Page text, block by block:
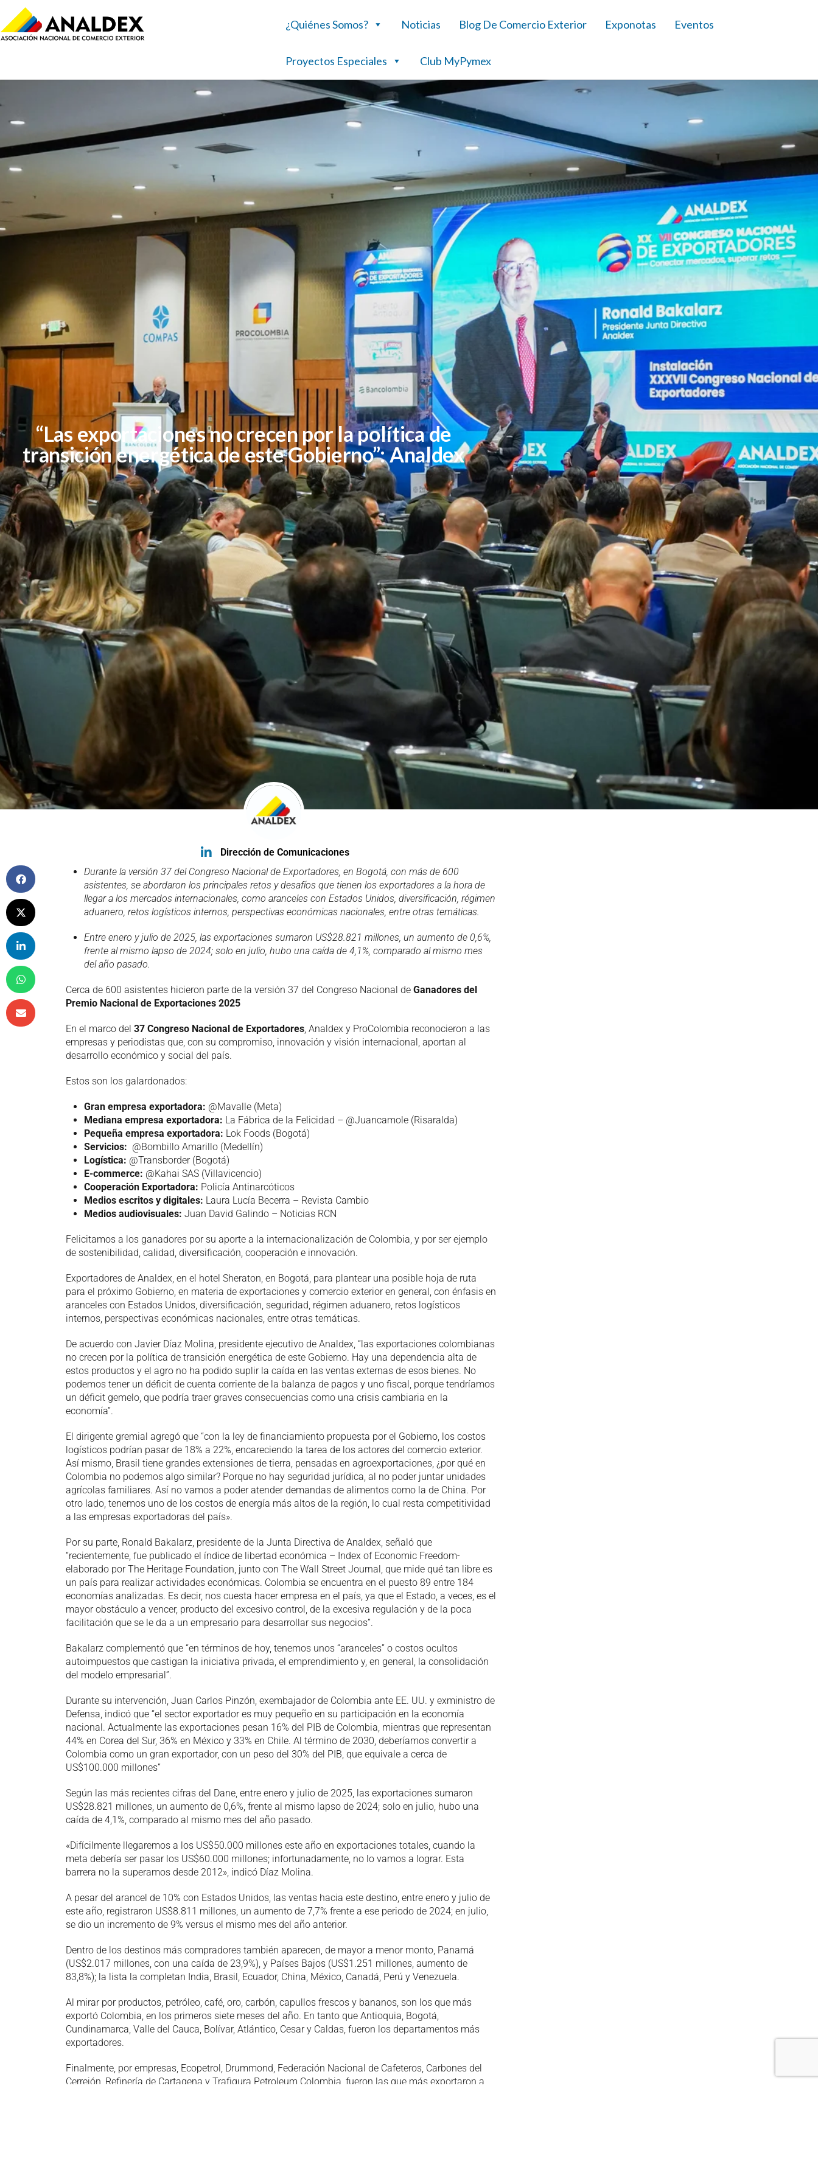
¿Quiénes Somos? Noticias Blog De Comercio Exterior Exponotas Eventos
Proyectos Especiales Club MyPymex
“Las exportaciones no crecen por la política de
transición energética de este Gobierno”: Analdex
Dirección de Comunicaciones
Durante la versión 37 del Congreso Nacional de Exportadores, en Bogotá, con más de 600
asistentes, se abordaron los principales retos y desafíos que tienen los exportadores a la hora de
llegar a los mercados internacionales, como aranceles con Estados Unidos, diversificación, régimen
aduanero, retos logísticos internos, perspectivas económicas nacionales, entre otras temáticas.
Entre enero y julio de 2025, las exportaciones sumaron US$28.821 millones, un aumento de 0,6%,
frente al mismo lapso de 2024; solo en julio, hubo una caída de 4,1%, comparado al mismo mes
del año pasado.
Cerca de 600 asistentes hicieron parte de la versión 37 del Congreso Nacional de Ganadores del
Premio Nacional de Exportaciones 2025
En el marco del 37 Congreso Nacional de Exportadores , Analdex y ProColombia reconocieron a las
empresas y periodistas que, con su compromiso, innovación y visión internacional, aportan al
desarrollo económico y social del país.
Estos son los galardonados:
Gran empresa exportadora: @Mavalle (Meta)
Mediana empresa exportadora: La Fábrica de la Felicidad – @Juancamole (Risaralda)
Pequeña empresa exportadora: Lok Foods (Bogotá)
Servicios: @Bombillo Amarillo (Medellín)
Logística: @Transborder (Bogotá)
E-commerce: @Kahai SAS (Villavicencio)
Cooperación Exportadora: Policía Antinarcóticos
Medios escritos y digitales: Laura Lucía Becerra – Revista Cambio
Medios audiovisuales: Juan David Galindo – Noticias RCN
Felicitamos a los ganadores por su aporte a la internacionalización de Colombia, y por ser ejemplo
de sostenibilidad, calidad, diversificación, cooperación e innovación.
Exportadores de Analdex, en el hotel Sheraton, en Bogotá, para plantear una posible hoja de ruta
para el próximo Gobierno, en materia de exportaciones y comercio exterior en general, con énfasis en
aranceles con Estados Unidos, diversificación, seguridad, régimen aduanero, retos logísticos
internos, perspectivas económicas nacionales, entre otras temáticas.
De acuerdo con Javier Díaz Molina, presidente ejecutivo de Analdex, “las exportaciones colombianas
no crecen por la política de transición energética de este Gobierno. Hay una dependencia alta de
estos productos y el agro no ha podido suplir la caída en las ventas externas de esos bienes. No
podemos tener un déficit de cuenta corriente de la balanza de pagos y uno fiscal, porque tendríamos
un déficit gemelo, que podría traer graves consecuencias como una crisis cambiaria en la
economía”.
El dirigente gremial agregó que “con la ley de financiamiento propuesta por el Gobierno, los costos
logísticos podrían pasar de 18% a 22%, encareciendo la tarea de los actores del comercio exterior.
Así mismo, Brasil tiene grandes extensiones de tierra, pensadas en agroexportaciones, ¿por qué en
Colombia no podemos algo similar? Porque no hay seguridad jurídica, al no poder juntar unidades
agrícolas familiares. Así no vamos a poder atender demandas de alimentos como la de China. Por
otro lado, tenemos uno de los costos de energía más altos de la región, lo cual resta competitividad
a las empresas exportadoras del país».
Por su parte, Ronald Bakalarz, presidente de la Junta Directiva de Analdex, señaló que
“recientemente, fue publicado el índice de libertad económica – Index of Economic Freedom-
elaborado por The Heritage Foundation, junto con The Wall Street Journal, que mide qué tan libre es
un país para realizar actividades económicas. Colombia se encuentra en el puesto 89 entre 184
economías analizadas. Es decir, nos cuesta hacer empresa en el país, ya que el Estado, a veces, es el
mayor obstáculo a vencer, producto del excesivo control, de la excesiva regulación y de la poca
facilitación que se le da a un empresario para desarrollar sus negocios”.
Bakalarz complementó que “en términos de hoy, tenemos unos “aranceles” o costos ocultos
autoimpuestos que castigan la iniciativa privada, el emprendimiento y, en general, la consolidación
del modelo empresarial”.
Durante su intervención, Juan Carlos Pinzón, exembajador de Colombia ante EE. UU. y exministro de
Defensa, indicó que “el sector exportador es muy pequeño en su participación en la economía
nacional. Actualmente las exportaciones pesan 16% del PIB de Colombia, mientras que representan
44% en Corea del Sur, 36% en México y 33% en Chile. Al término de 2030, deberíamos convertir a
Colombia como un gran exportador, con un peso del 30% del PIB, que equivale a cerca de
US$100.000 millones”
Según las más recientes cifras del Dane, entre enero y julio de 2025, las exportaciones sumaron
US$28.821 millones, un aumento de 0,6%, frente al mismo lapso de 2024; solo en julio, hubo una
caída de 4,1%, comparado al mismo mes del año pasado.
«Difícilmente llegaremos a los US$50.000 millones este año en exportaciones totales, cuando la
meta debería ser pasar los US$60.000 millones; infortunadamente, no lo vamos a lograr. Esta
barrera no la superamos desde 2012», indicó Díaz Molina.
A pesar del arancel de 10% con Estados Unidos, las ventas hacia este destino, entre enero y julio de
este año, registraron US$8.811 millones, un aumento de 7,7% frente a ese periodo de 2024; en julio,
se dio un incremento de 9% versus el mismo mes del año anterior.
Dentro de los destinos más compradores también aparecen, de mayor a menor monto, Panamá
(US$2.017 millones, con una caída de 23,9%), y Países Bajos (US$1.251 millones, aumento de
83,8%); la lista la completan India, Brasil, Ecuador, China, México, Canadá, Perú y Venezuela.
Al mirar por productos, petróleo, café, oro, carbón, capullos frescos y bananos, son los que más
exportó Colombia, en los primeros siete meses del año. En tanto que Antioquia, Bogotá,
Cundinamarca, Valle del Cauca, Bolívar, Atlántico, Cesar y Caldas, fueron los departamentos más
exportadores.
Finalmente, por empresas, Ecopetrol, Drummond, Federación Nacional de Cafeteros, Carbones del
Cerrejón, Refinería de Cartagena y Trafigura Petroleum Colombia, fueron las que más exportaron a